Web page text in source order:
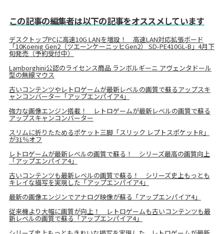
この記事の編集者は以下の記事をオススメしています
デスクトップPCに高速10G LANを増設！ 高速LAN対応拡張ボード
「10Koenig Gen2（ツエーンケーニッヒGen2） SD-PE410GL-B」4月下
旬発売（予約受付中）
Lamborghini公認のライセンス商品 ランボルギーニ アヴェンタドール
型の無線マウス
古いコンテンツやレトロゲームが最新レベルの画質で蘇るアップスキ
ャンコンバーター「アップエンパイア4」
強力な画像エンジン搭載！ レトロゲームが最新レベルの画質で蘇る
アップスキャンコンバーター
スリムに折りたためるポケット三脚「スリック レプトスポケットR」
が31％オフ
レトロゲームが最新レベルの画質で蘇る！ シリーズ最高の画質向上
「アップエンパイア4」
古いコンテンツも最新レベルの画質で蘇る！ シリーズ史上もっとも
キレイな描写を実現した「アップエンパイア4」
最新の画像エンジンでアナログ映像が蘇る「アップエンパイア4」
従来機より大幅に画質が向上！ レトロゲームも古いコンテンツも最
新レベルの画質で蘇る「アップエンパイア4」